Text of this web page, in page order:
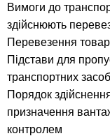
Вимоги до
здійснюють
Перевезення
Підстави для
транспортних
Порядок
призначення
контролем